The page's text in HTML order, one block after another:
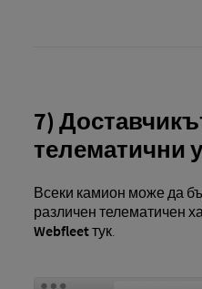
7)
телематични
Всеки камион може да
различен телематичен
Webfleetтук.